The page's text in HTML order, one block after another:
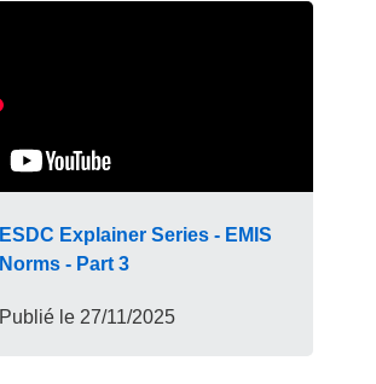
ESDC Explainer Series - EMIS
Norms - Part 3
Publié le 27/11/2025